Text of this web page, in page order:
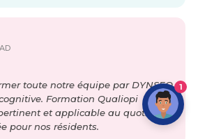
toute notre équipe par DYNSEO
Formation Qualiopi
et applicable au quotidien.
pour nos résidents.
1